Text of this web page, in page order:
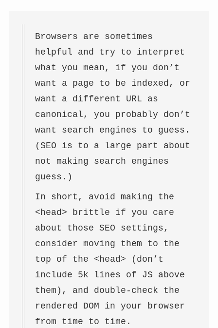
Browsers are sometimes
helpful and try to interpret
what you mean, if you don’t
want a page to be indexed, or
want a different URL as
canonical, you probably don’t
want search engines to guess.
(SEO is to a large part about
not making search engines
guess.)
In short, avoid making the
<head> brittle if you care
about those SEO settings,
consider moving them to the
top of the <head> (don’t
include 5k lines of JS above
them), and double-check the
rendered DOM in your browser
from time to time.